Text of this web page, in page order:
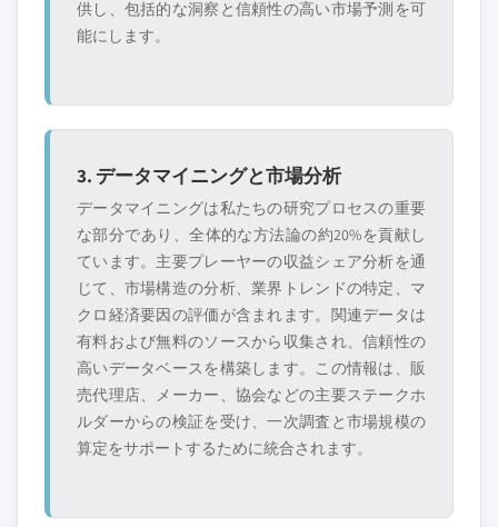
供し、包括的な洞察と信頼性の高い市場予測を可
能にします。
3. データマイニングと市場分析
データマイニングは私たちの研究プロセスの重要
な部分であり、全体的な方法論の約20%を貢献し
ています。主要プレーヤーの収益シェア分析を通
じて、市場構造の分析、業界トレンドの特定、マ
クロ経済要因の評価が含まれます。関連データは
有料および無料のソースから収集され、信頼性の
高いデータベースを構築します。この情報は、販
売代理店、メーカー、協会などの主要ステークホ
ルダーからの検証を受け、一次調査と市場規模の
算定をサポートするために統合されます。